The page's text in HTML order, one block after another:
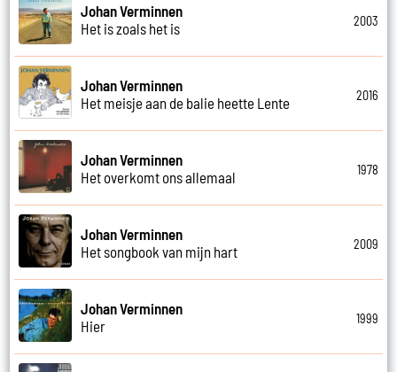
Johan Verminnen
Het is zoals het is
2003
Johan Verminnen
Het meisje aan de balie heette Lente
2016
Johan Verminnen
Het overkomt ons allemaal
1978
Johan Verminnen
Het songbook van mijn hart
2009
Johan Verminnen
Hier
1999